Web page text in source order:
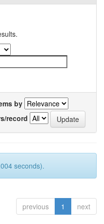
by
record
seconds).
previous 1 next